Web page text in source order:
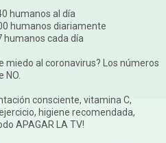
humanos al día
humanos diariamente
humanos cada día
miedo al coronavirus? Los números
NO.
consciente, vitamina C,
higiene recomendada,
APAGAR LA TV!